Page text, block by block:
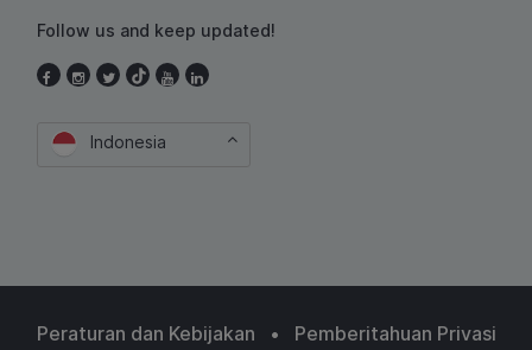
Follow us and keep updated!
Indonesia
Peraturan dan Kebijakan •
Pemberitahuan Privasi